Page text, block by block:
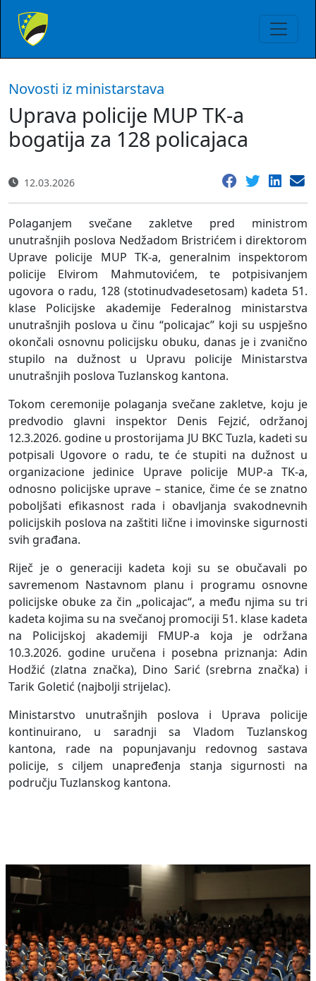
Novosti iz ministarstava
Uprava policije MUP TK-a
bogatija za 128 policajaca
12.03.2026
Polaganjem svečane zakletve pred ministrom
unutrašnjih poslova Nedžadom Bristrićem i direktorom
Uprave policije MUP TK-a, generalnim inspektorom
policije Elvirom Mahmutovićem, tepotpisivanjem
ugovora o radu, 128 (stotinudvadesetosam) kadeta 51.
klase Policijske akademije Federalnog ministarstva
unutrašnjih poslova u činu “policajac” koji su uspješno
okončali osnovnu policijsku obuku, danas je i zvanično
stupilo na dužnost u Upravu policije Ministarstva
unutrašnjih poslova Tuzlanskog kantona.
Tokom ceremonije polaganja svečane zakletve, koju je
predvodio glavni inspektor Denis Fejzić, održanoj
12.3.2026. godine u prostorijama JU BKC Tuzla, kadeti su
potpisali Ugovore o radu, te će stupiti na dužnost u
organizacione jedinice Uprave policije MUP-a TK-a,
odnosno policijske uprave – stanice, čime će se znatno
poboljšati efikasnost rada i obavljanja svakodnevnih
policijskih poslova na zaštiti lične i imovinske sigurnosti
svih građana.
Riječ je o generaciji kadeta koji su se obučavali po
savremenom Nastavnom planu i programu osnovne
policijske obuke za čin „policajac“, a među njima su tri
kadeta kojima su na svečanoj promociji 51. klase kadeta
na Policijskoj akademiji FMUP-a koja je održana
10.3.2026. godine uručena i posebna priznanja: Adin
Hodžić (zlatna značka), Dino Sarić (srebrna značka) i
Tarik Goletić (najbolji strijelac).
Ministarstvo unutrašnjih poslova i Uprava policije
kontinuirano, u saradnji sa Vladom Tuzlanskog
kantona, rade na popunjavanju redovnog sastava
policije, s ciljem unapređenja stanja sigurnosti na
području Tuzlanskog kantona.